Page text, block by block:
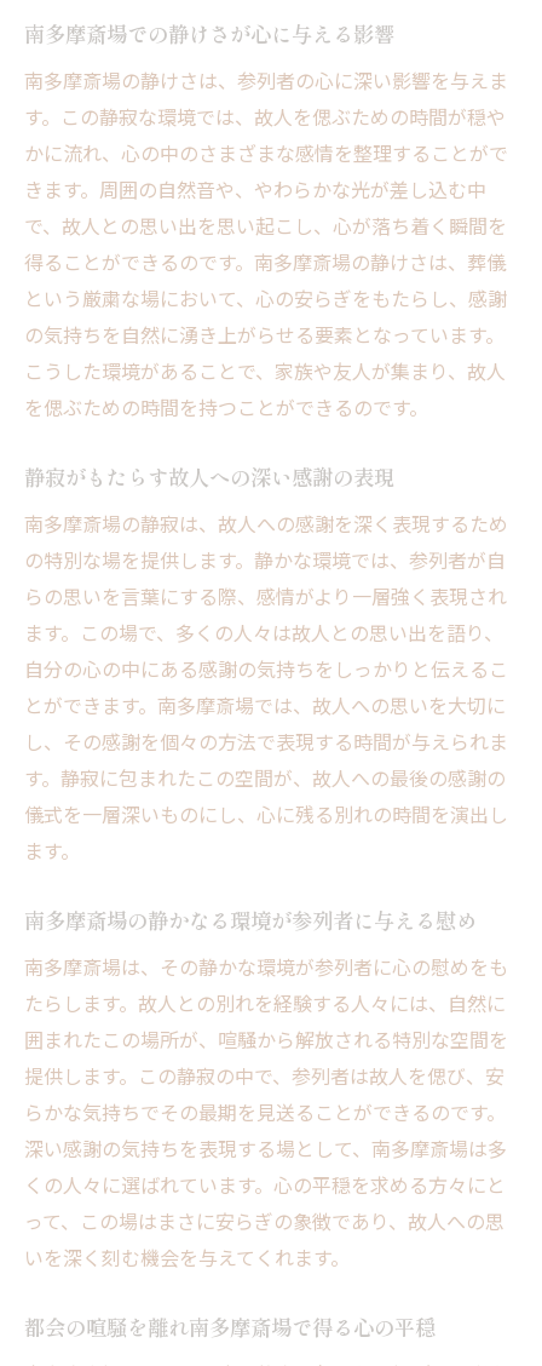
故人への感謝を深く刻む南多摩斎場の役割
南多摩斎場がもたらす静かな別れの空間
特別な時間を提供する南多摩斎場の魅力
南多摩斎場での別れの時間が家族に与える
影響
故人との最後の時間を特別なものにする南
多摩斎場
都会の喧騒を離れ南多摩斎場で感じる静けさ
都会の喧騒を忘れられる南多摩斎場の魅力
静かな環境がもたらす南多摩斎場の心地よ
さ
南多摩斎場で都会を離れて感じる静寂の価
南多摩斎場での静けさが心に与える安心感
都会の喧騒から逃れた南多摩斎場での時間
心安らぐ南多摩斎場の静けさがもたらす影
響
南多摩斎場での葬儀が心に残る理由
心に残る南多摩斎場での葬儀の特徴
南多摩斎場での葬儀がもたらす感動
故人への感謝を心に刻む南多摩斎場の魅力
化
心に残る南多摩斎場の葬儀の意義
故人への感謝を静かに伝える南多摩斎場の魅力
故人への感謝を深く伝える南多摩斎場の環
境
心静かに故人への感謝を表現する南多摩斎
場
南多摩斎場で静かに故人への感謝を伝える
感謝の気持ちを南多摩斎場で静かに表現す
南多摩斎場での静けさが心に与える影響
南多摩斎場の静けさは、参列者の心に深い影響を与えま
す。この静寂な環境では、故人を偲ぶための時間が穏や
かに流れ、心の中のさまざまな感情を整理することがで
きます。周囲の自然音や、やわらかな光が差し込む中
で、故人との思い出を思い起こし、心が落ち着く瞬間を
得ることができるのです。南多摩斎場の静けさは、葬儀
という厳粛な場において、心の安らぎをもたらし、感謝
の気持ちを自然に湧き上がらせる要素となっています。
こうした環境があることで、家族や友人が集まり、故人
を偲ぶための時間を持つことができるのです。
静寂がもたらす故人への深い感謝の表現
南多摩斎場の静寂は、故人への感謝を深く表現するため
の特別な場を提供します。静かな環境では、参列者が自
らの思いを言葉にする際、感情がより一層強く表現され
ます。この場で、多くの人々は故人との思い出を語り、
自分の心の中にある感謝の気持ちをしっかりと伝えるこ
とができます。南多摩斎場では、故人への思いを大切に
し、その感謝を個々の方法で表現する時間が与えられま
す。静寂に包まれたこの空間が、故人への最後の感謝の
儀式を一層深いものにし、心に残る別れの時間を演出し
ます。
南多摩斎場の静かなる環境が参列者に与える慰め
南多摩斎場は、その静かな環境が参列者に心の慰めをも
たらします。故人との別れを経験する人々には、自然に
囲まれたこの場所が、喧騒から解放される特別な空間を
提供します。この静寂の中で、参列者は故人を偲び、安
らかな気持ちでその最期を見送ることができるのです。
深い感謝の気持ちを表現する場として、南多摩斎場は多
くの人々に選ばれています。心の平穏を求める方々にと
って、この場はまさに安らぎの象徴であり、故人への思
いを深く刻む機会を与えてくれます。
都会の喧騒を離れ南多摩斎場で得る心の平穏